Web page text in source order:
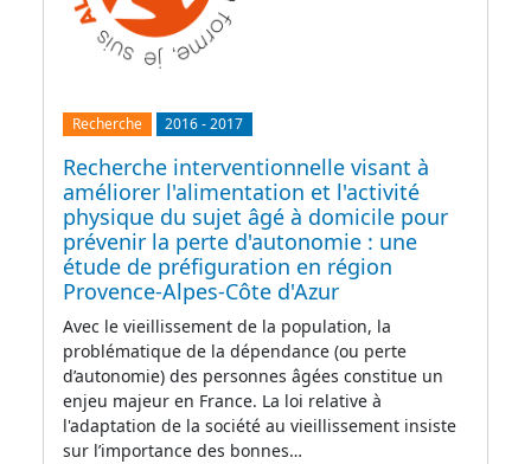
Recherche 2016-2017
Recherche interventionnelle visant à
améliorer l'alimentation et l'activité
physique du sujet âgé à domicile pour
prévenir la perte d'autonomie : une
étude de préfiguration en région
Provence-Alpes-Côte d'Azur
Avec le vieillissement de la population, la
problématique de la dépendance (ou perte
d’autonomie) des personnes âgées constitue un
enjeu majeur en France. La loi relative à
l'adaptation de la société au vieillissement insiste
sur l’importance des bonnes…